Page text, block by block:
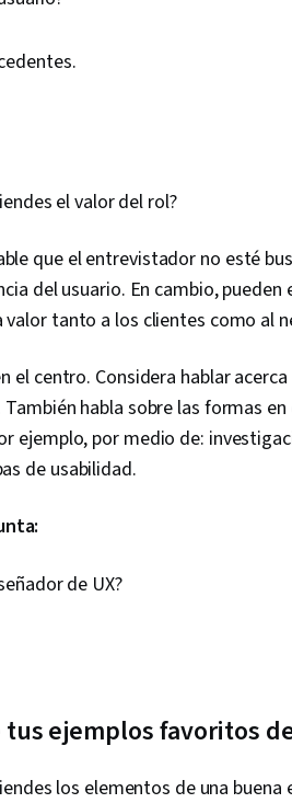
el valor del rol?
que el entrevistador no esté
del usuario. En cambio,
tanto a los clientes como al
el centro. Considera hablar
habla sobre las formas
ejemplo, por medio de:
de usabilidad.
de UX?
ejemplos favoritos
los elementos de una buena